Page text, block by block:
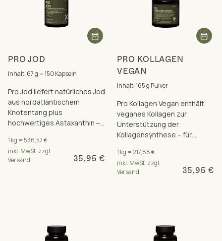
PRO JOD
Inhalt: 67 g = 150 Kapseln
Pro Jod liefert natürliches Jod
aus nordatlantischem
Knotentang plus
hochwertiges Astaxanthin ‒
Energiestoffwechsel und
mehr.
1 kg = 536,57 €
inkl. MwSt. zzgl.
Versand
35,95 €
PRO KOLLAGEN
VEGAN
Inhalt: 165 g Pulver
Pro Kollagen Vegan enthält
veganes Kollagen zur
Unterstützung der
Kollagensynthese – für
Knochen, Gelenke und
Blutgefäße.
1 kg = 217,88 €
inkl. MwSt. zzgl.
Versand
35,95 €